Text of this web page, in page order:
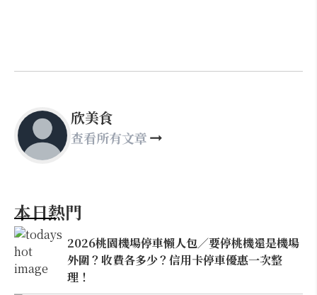
欣美食
查看所有文章
本日熱門
2026桃園機場停車懶人包／要停桃機還是機場
外圍？收費各多少？信用卡停車優惠一次整
理！